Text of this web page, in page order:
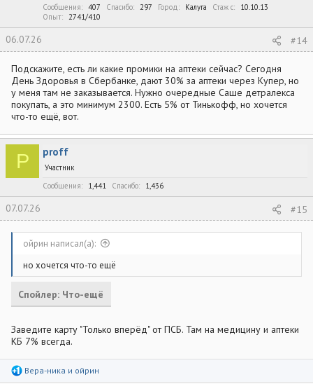
Сообщения
407 Спасибо 297 Город Калуга Стаж c
10.10.13
Опыт
2741/410
06.07.26 #14
Подскажите, есть ли какие промики на аптеки сейчас? Сегодня
День Здоровья в Сбербанке, дают 30% за аптеки через Купер, но
у меня там не заказывается. Нужно очередные Саше детралекса
покупать, а это минимум 2300. Есть 5% от Тинькофф, но хочется
что-то ещё, вот.
P proff
Участник
Сообщения
1,441 Спасибо 1,436
07.07.26 #15
ойрин написал(а):
но хочется что-то ещё
Спойлер: Что-ещё
Заведите карту "Только вперёд" от ПСБ. Там на медицину и аптеки
КБ 7% всегда.
Р
Вера-ника и ойрин